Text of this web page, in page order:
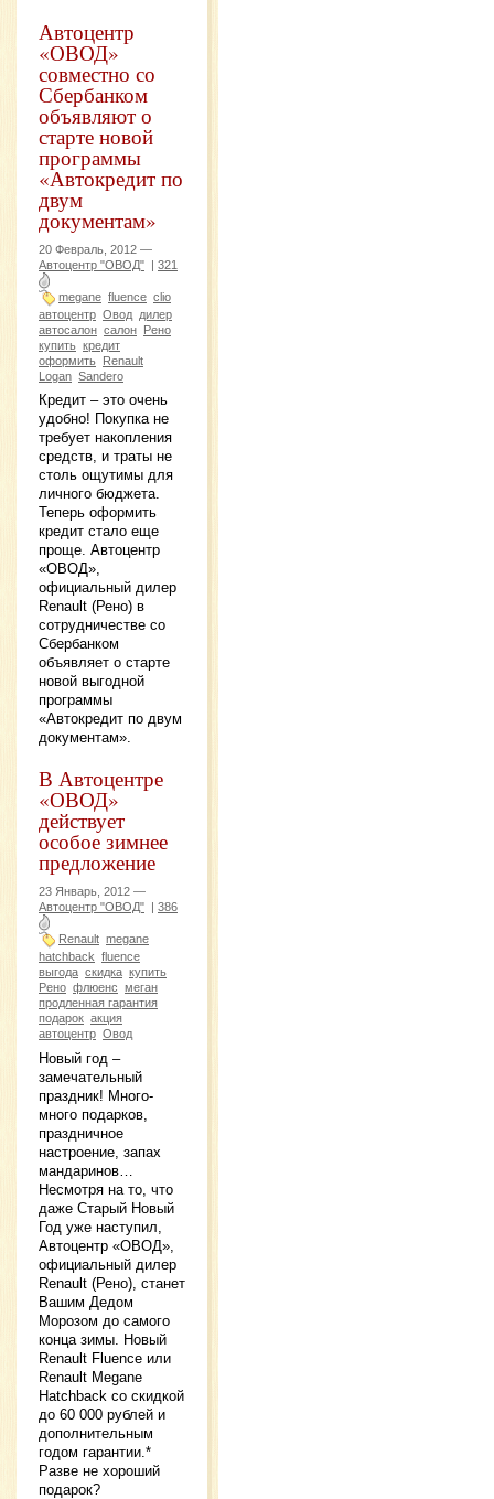
Автоцентр
«ОВОД»
совместно со
Сбербанком
объявляют о
старте новой
программы
«Автокредит по
двум
документам»
20 Февраль, 2012 —
Автоцентр "ОВОД" | 321
megane fluence clio
автоцентр Овод дилер
автосалон салон Рено
купить кредит
оформить Renault
Logan Sandero
Кредит – это очень
удобно! Покупка не
требует накопления
средств, и траты не
столь ощутимы для
личного бюджета.
Теперь оформить
кредит стало еще
проще. Автоцентр
«ОВОД»,
официальный дилер
Renault (Рено) в
сотрудничестве со
Сбербанком
объявляет о старте
новой выгодной
программы
«Автокредит по двум
документам».
В Автоцентре
«ОВОД»
действует
особое зимнее
предложение
23 Январь, 2012 —
Автоцентр "ОВОД" | 386
Renault megane
hatchback fluence
выгода скидка купить
Рено флюенс меган
продленная гарантия
подарок акция
автоцентр Овод
Новый год –
замечательный
праздник! Много-
много подарков,
праздничное
настроение, запах
мандаринов…
Несмотря на то, что
даже Старый Новый
Год уже наступил,
Автоцентр «ОВОД»,
официальный дилер
Renault (Рено), станет
Вашим Дедом
Морозом до самого
конца зимы. Новый
Renault Fluence или
Renault Megane
Hatchback со скидкой
до 60 000 рублей и
дополнительным
годом гарантии.*
Разве не хороший
подарок?